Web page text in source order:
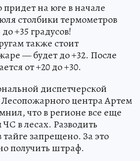
на юге в начале
столбики термометров
+35 градусов!
также стоит
— будет до +32. После
от +20 до +30.
диспетчерской
центра Артем
что в регионе все еще
в лесах. Разводить
запрещено. За это
получить штраф.